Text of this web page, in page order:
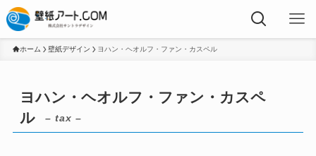
ホーム 壁紙デザイン ヨハン・ヘオルフ・ファン・カスペル
ヨハン・ヘオルフ・ファン・カスペ
ル
– tax –